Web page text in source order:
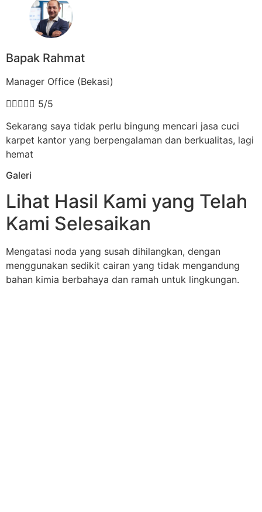
Bapak Rahmat
Manager Office (Bekasi)
 5/5
Sekarang saya tidak perlu bingung mencari jasa cuci
karpet kantor yang berpengalaman dan berkualitas, lagi
hemat
Galeri
Lihat Hasil Kami yang Telah
Kami Selesaikan
Mengatasi noda yang susah dihilangkan, dengan
menggunakan sedikit cairan yang tidak mengandung
bahan kimia berbahaya dan ramah untuk lingkungan.